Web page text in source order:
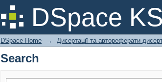
DSpace
Search
DSpace Home → Дисертації та автореферати
Search